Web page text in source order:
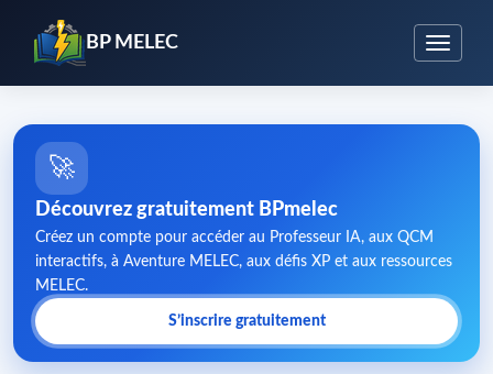
BP MELEC
🚀
Découvrez gratuitement BPmelec
Créez un compte pour accéder au Professeur IA, aux QCM
interactifs, à Aventure MELEC, aux défis XP et aux ressources
MELEC.
S’inscrire gratuitement